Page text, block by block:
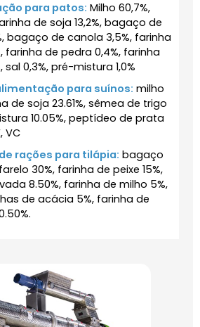
para patos: Milho 60,7%,
de soja 13,2%, bagaço de
bagaço de canola 3,5%, farinha
farinha de pedra 0,4%, farinha
sal 0,3%, pré-mistura 1,0%
para suínos: milho
de soja 23.61%, sêmea de trigo
10.05%, peptídeo de prata
VC
rações para tilápia: bagaço
30%, farinha de peixe 15%,
8.50%, farinha de milho 5%,
de acácia 5%, farinha de